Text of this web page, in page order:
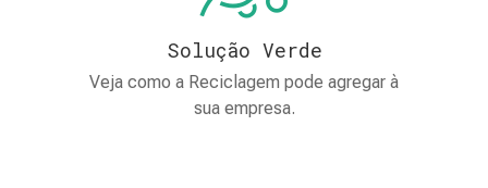
Solução Verde
Veja como a Reciclagem pode agregar à
sua empresa.